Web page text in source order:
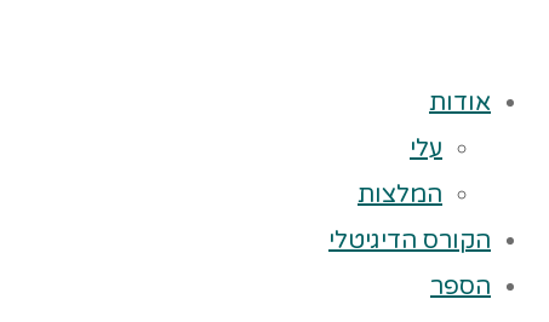
אודות
עלי
המלצות
הקורס הדיגיטלי
הספר